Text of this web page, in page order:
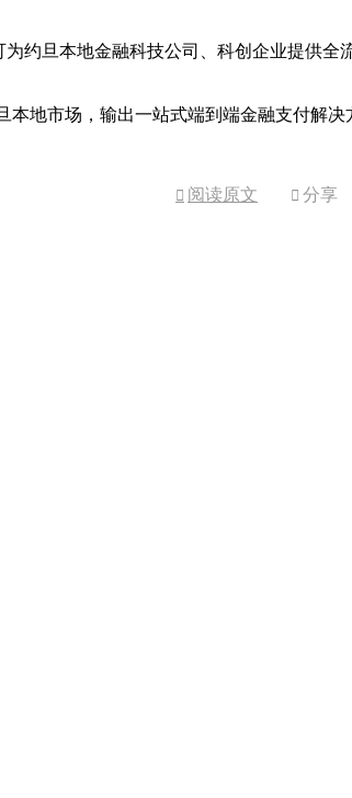
为约旦本地金融科技公司、科创企业提供全
本地市场，输出一站式端到端金融支付解决
 阅读原文  分享